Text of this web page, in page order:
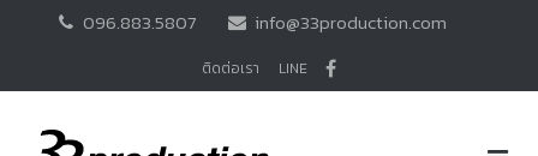
096.883.5807 info@33production.com
ติดต่อเรา LINE